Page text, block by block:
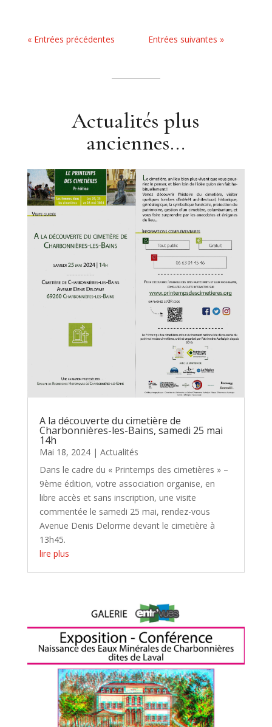
« Entrées précédentes Entrées suivantes »
Actualités plus
anciennes…
A la découverte du cimetière de
Charbonnières-les-Bains, samedi 25 mai
14h
Mai 18, 2024| Actualités
Dans le cadre du « Printemps des cimetières » –
9ème édition, votre association organise, en
libre accès et sans inscription, une visite
commentée le samedi 25 mai, rendez-vous
Avenue Denis Delorme devant le cimetière à
13h45.
lire plus